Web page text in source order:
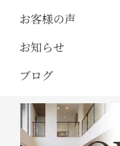
お客様の声
お知らせ
ブログ